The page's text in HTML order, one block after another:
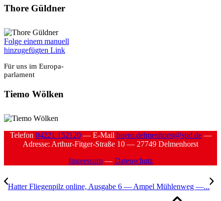
Tho­re Güld­ner
Fol­ge einem manu­ell
hin­zu­ge­füg­ten Link
Für uns im Euro­pa­
par­la­ment
Tie­mo Wöl­ken
Tele­fon 04221 152120— E‑Mail buero.delmenhorst@spd.de—
Adres­se: Arthur-Fit­ger-Stra­ße 10 — 27749 Del­men­horst
Impres­sum— Daten­schutz
Hat­ter Flie­gen­pilz online, Aus­ga­be 6 — Ampel Müh­len­weg —...